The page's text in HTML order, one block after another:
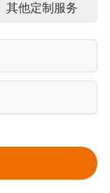
其他定制服务